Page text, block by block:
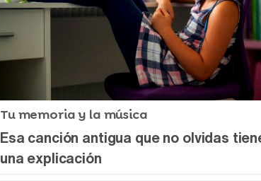
Tu memoria y la música
Esa canción antigua que no olvidas
una explicación